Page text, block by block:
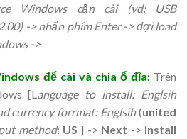
Windows cần cài (vd: USB
-> nhấn phím Enter -> đợi load
->
để cài và chia ổ đĩa: Trên
[L anguage to install: Englsih
currency forrmat: Englsih(united
method: US ] -> Next -> Install